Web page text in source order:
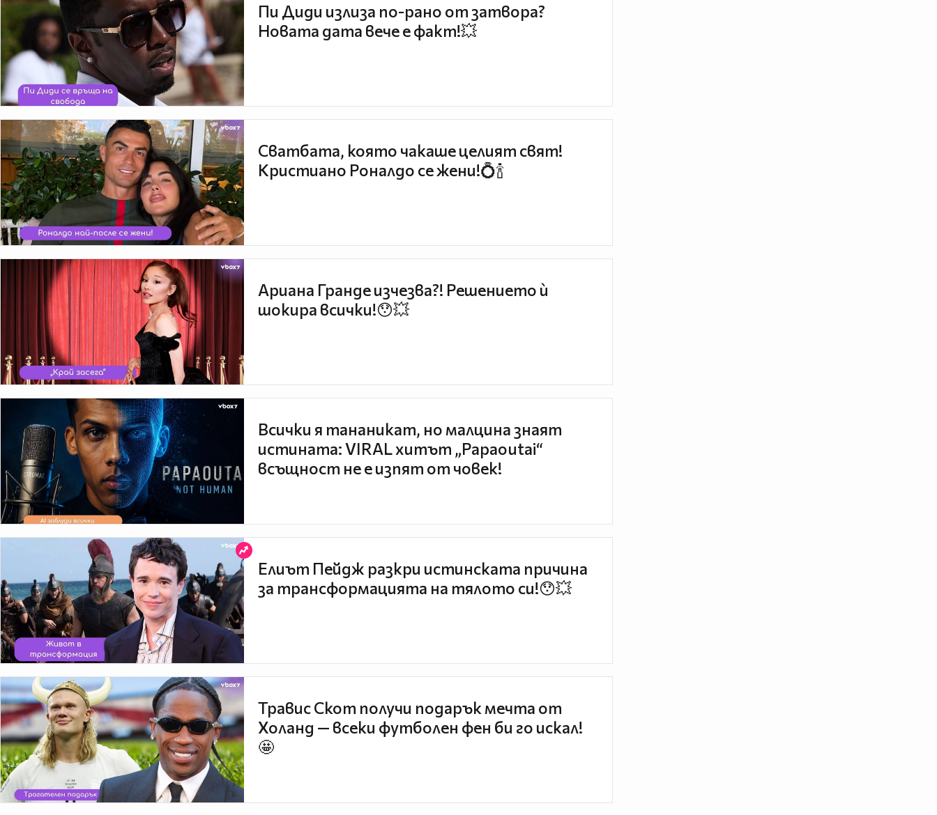
Пи Диди излиза по-рано от затвора?
Новата дата вече е факт!💥
Сватбата, която чакаше целият свят!
Кристиано Роналдо се жени!💍🍾
Ариана Гранде изчезва?! Решението ѝ
шокира всички!😯💥
Всички я тананикат, но малцина знаят
истината: VIRAL хитът „Papaoutai“
всъщност не е изпят от човек!
Елиът Пейдж разкри истинската причина
за трансформацията на тялото си!😯💥
Травис Скот получи подарък мечта от
Холанд — всеки футболен фен би го искал!
🤩